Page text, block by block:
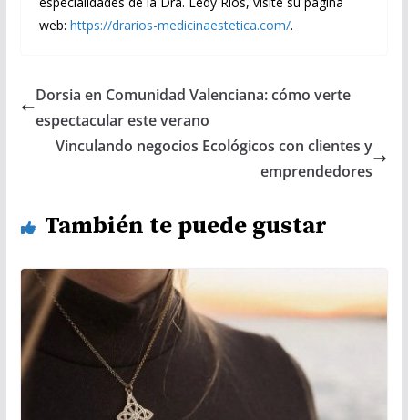
web: https://drarios-medicinaestetica.com/.
Dorsia en Comunidad Valenciana: cómo verte
espectacular este verano
Vinculando negocios Ecológicos con clientes y
emprendedores
También te puede gustar